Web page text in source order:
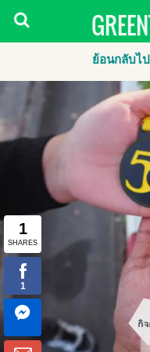
ย้อนกลับไ